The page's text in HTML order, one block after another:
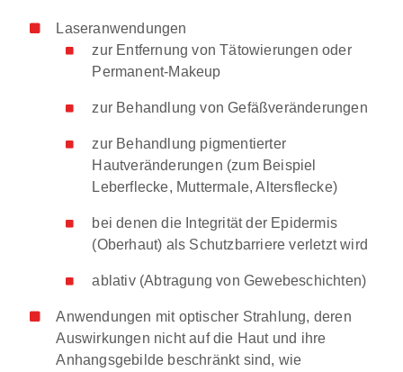
Laseranwendungen
zur Entfernung von Tätowierungen oder
Permanent-Makeup
zur Behandlung von Gefäßveränderungen
zur Behandlung pigmentierter
Hautveränderungen (zum Beispiel
Leberflecke, Muttermale, Altersflecke)
bei denen die Integrität der Epidermis
(Oberhaut) als Schutzbarriere verletzt wird
ablativ (Abtragung von Gewebeschichten)
Anwendungen mit optischer Strahlung, deren
Auswirkungen nicht auf die Haut und ihre
Anhangsgebilde beschränkt sind, wie